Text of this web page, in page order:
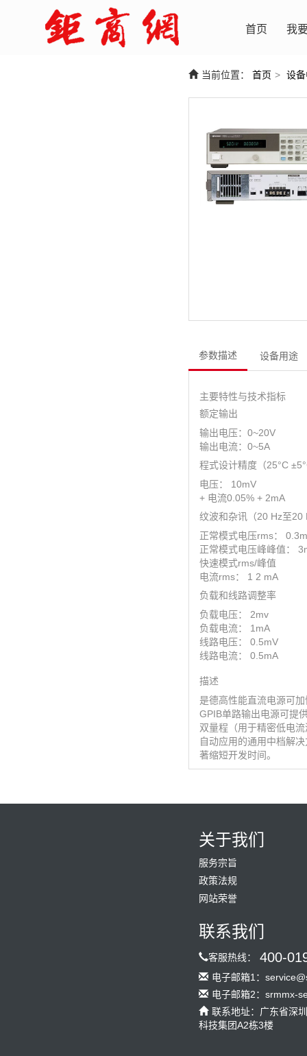
首页 我
当前位置： 首页 > 设
参数描述 设备用途
主要特性与技术指标
额定输出
输出电压：0~20V
输出电流：0~5A
程式设计精度（25°C
电压： 10mV
+ 电流0.05% + 2mA
纹波和杂讯（20 Hz至20
正常模式电压rms：
正常模式电压峰峰值：
快速模式rms/峰值
电流rms： 1 2 mA
负载和线路调整率
负载电压： 2mv
负载电流： 1mA
线路电压： 0.5mV
线路电流： 0.5mA
描述
是德高性能直流电源可
GPIB单路输出电源可提
双量程（用于精密低电
自动应用的通用中档解
著缩短开发时间。
关于我们
服务宗旨
政策法规
网站荣誉
联系我们
客服热线： 400-
电子邮箱1：
电子邮箱2：srmmx-
联系地址：广东省深
科技集团A2栋3楼